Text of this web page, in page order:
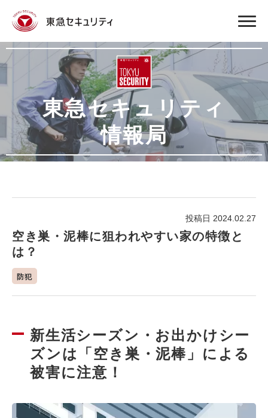
東急セキュリティ
情報局
防犯
投稿日 2024.02.27
空き巣・泥棒に狙われやすい家の特徴と
は？
新生活シーズン・お出かけシー
ズンは「空き巣・泥棒」による
被害に注意！